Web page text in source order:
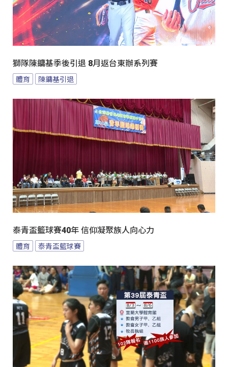
獅隊陳鏞基季後引退 8月返台東辦系列賽
體育 陳鏞基引退
泰青盃籃球賽40年 信仰凝聚族人向心力
體育 泰青盃籃球賽